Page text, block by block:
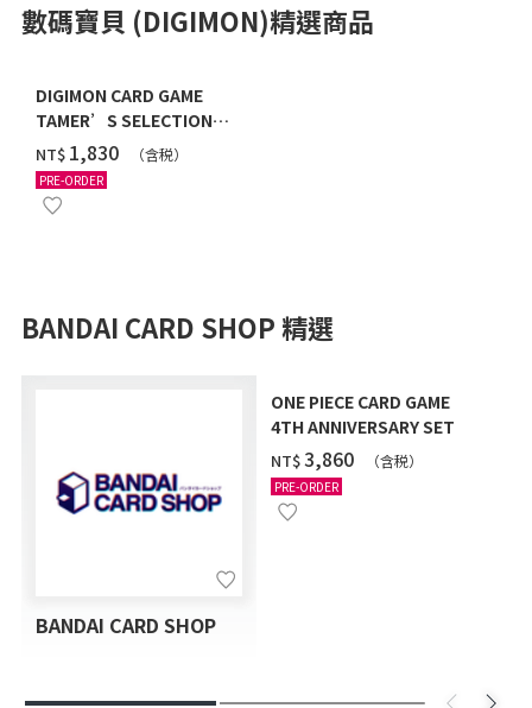
數碼寶貝 (DIGIMON)精選商品
DIGIMON CARD GAME
TAMER’S SELECTION
BOX VER. X ANTIBODY
NT$ ‌1,830 （含税）
PRE-ORDER
BANDAI CARD SHOP 精選
BANDAI CARD SHOP
ONE PIECE CARD GAME
4TH ANNIVERSARY SET
NT$‌3,860 （含税）
PRE-ORDER